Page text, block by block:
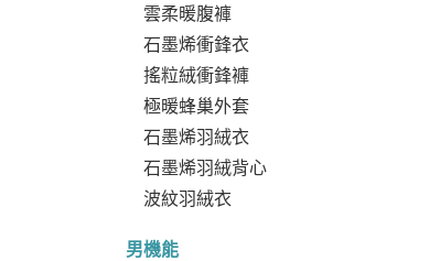
雲柔暖腹褲
石墨烯衝鋒衣
搖粒絨衝鋒褲
極暖蜂巢外套
石墨烯羽絨衣
石墨烯羽絨背心
波紋羽絨衣
男機能